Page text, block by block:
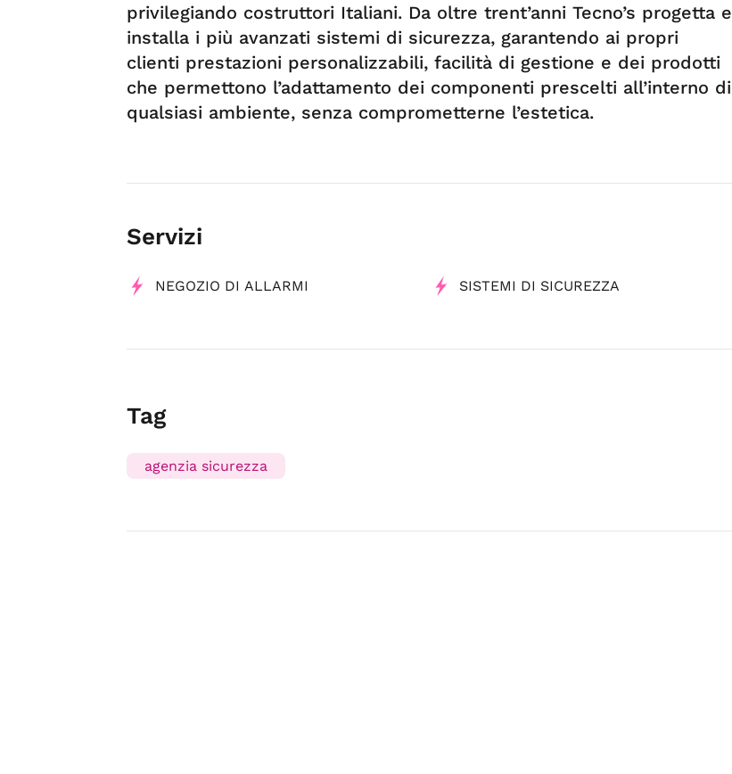
privilegiando costruttori Italiani. Da oltre trent’anni Tecno’s progetta e
installa i più avanzati sistemi di sicurezza, garantendo ai propri
clienti prestazioni personalizzabili, facilità di gestione e dei prodotti
che permettono l’adattamento dei componenti prescelti all’interno di
qualsiasi ambiente, senza comprometterne l’estetica.
Servizi
NEGOZIO DI ALLARMI SISTEMI DI SICUREZZA
Tag
agenzia sicurezza